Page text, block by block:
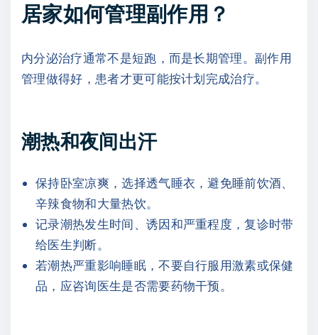
居家如何管理副作用？
内分泌治疗通常不是短跑，而是长期管理。副作用
管理做得好，患者才更可能按计划完成治疗。
潮热和夜间出汗
保持卧室凉爽，选择透气睡衣，避免睡前饮酒、
辛辣食物和大量热饮。
记录潮热发生时间、诱因和严重程度，复诊时带
给医生判断。
若潮热严重影响睡眠，不要自行服用激素或保健
品，应咨询医生是否需要药物干预。